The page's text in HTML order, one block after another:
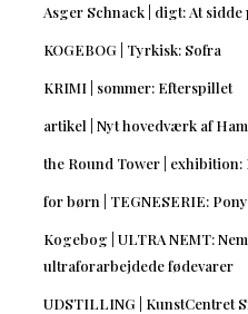
Asger Schnack | digt: At
KOGEBOG | Tyrkisk: Sofra
KRIMI | sommer: Efterspillet
artikel | Nyt hovedværk af
the Round Tower | exhibition:
for børn | TEGNESERIE:
Kogebog | ULTRA NEMT:
ultraforarbejdede fødevarer
UDSTILLING | KunstCentret